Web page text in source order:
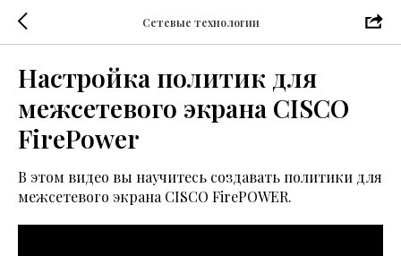
Сетевые технологии
Настройка политик для
межсетевого экрана CISCO
FirePower
В этом видео вы научитесь создавать политики для
межсетевого экрана CISCO FirePOWER.